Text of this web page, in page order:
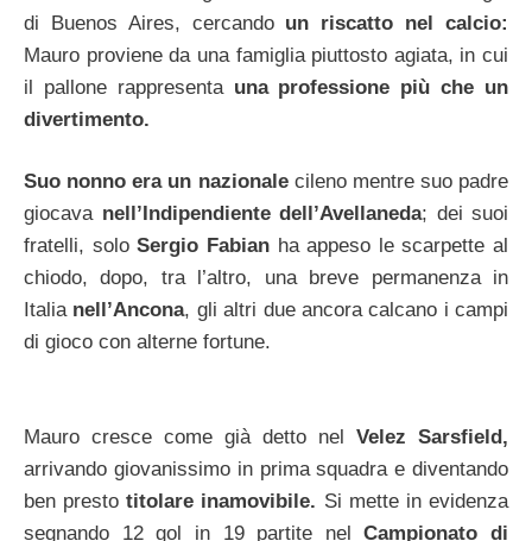
di Buenos Aires, cercando un riscatto nel calcio:
Mauro proviene da una famiglia piuttosto agiata, in cui
il pallone rappresenta una professione più che un
divertimento.
Suo nonno era un nazionale cileno mentre suo padre
giocava nell’Indipendiente dell’Avellaneda; dei suoi
fratelli, soloSergio Fabianha appeso le scarpette al
chiodo, dopo, tra l’altro, una breve permanenza in
Italianell’Ancona, gli altri due ancora calcano i campi
di gioco con alterne fortune.
Mauro cresce come già detto nel Velez Sarsfield,
arrivando giovanissimo in prima squadra e diventando
ben prestotitolare inamovibile. Si mette in evidenza
segnando 12 gol in 19 partite nelCampionato di